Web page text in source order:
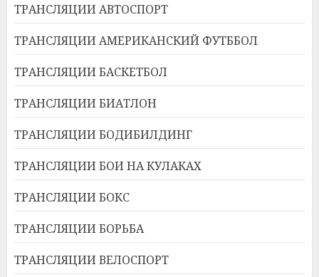
ТРАНСЛЯЦИИ АВТОСПОРТ
ТРАНСЛЯЦИИ АМЕРИКАНСКИЙ ФУТББОЛ
ТРАНСЛЯЦИИ БАСКЕТБОЛ
ТРАНСЛЯЦИИ БИАТЛОН
ТРАНСЛЯЦИИ БОДИБИЛДИНГ
ТРАНСЛЯЦИИ БОИ НА КУЛАКАХ
ТРАНСЛЯЦИИ БОКС
ТРАНСЛЯЦИИ БОРЬБА
ТРАНСЛЯЦИИ ВЕЛОСПОРТ